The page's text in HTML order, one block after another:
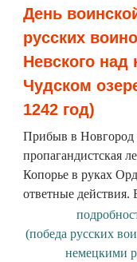
День
русских
Невского
Чудском
1242 год)
Прибыв в Новгород
пропагандистская
Копорье в руках
ответные действия.
(победа русских
немецкими